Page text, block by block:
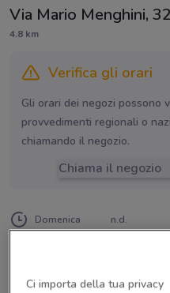
Via Mario Menghini,
4.8 km
Verifica gli orari
Gli orari dei negozi possono
provvedimenti regionali o
chiamando il negozio.
Chiama il negozio
Domenica n.d.
Menghini Travels
Ci importa della tua privacy